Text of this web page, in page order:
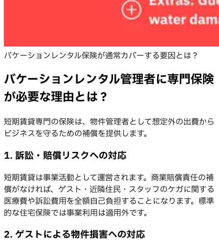
バケーションレンタル保険が通常カバーする要因とは？
バケーションレンタル管理者に専門保険
が必要な理由とは？
短期賃貸専門の保険は、物件管理者として想定外の出費から
ビジネスを守るための補償を提供します。
1. 訴訟・賠償リスクへの対応
短期賃貸は事業活動として運営されます。商業賠償責任の補
償がなければ、ゲスト・近隣住民・スタッフのケガに関する
医療費や訴訟費用を全額自己負担することになります。標準
的な住宅保険では事業利用は適用外です。
2. ゲストによる物件損害への対応